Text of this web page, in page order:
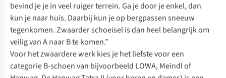
bevind je je in veel ruiger terrein. Ga je door je enkel, dan
kun je naar huis. Daarbij kun je op bergpassen sneeuw
tegenkomen. Zwaarder schoeisel is dan heel belangrijk om
veilig van A naar B te komen.”
Voor het zwaardere werk kies je het liefste voor een
categorie B-schoen van bijvoorbeeld LOWA,Meindlof